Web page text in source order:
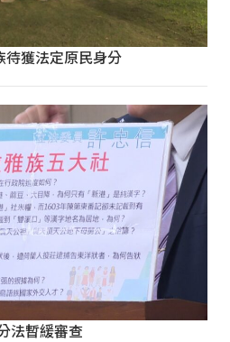
待獲法定原民身分
法暫緩審查